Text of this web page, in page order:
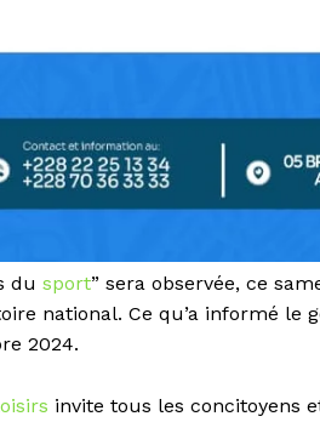
du sport” sera observée, ce
national. Ce qu’a informé le
2024.
invite tous les concitoyens